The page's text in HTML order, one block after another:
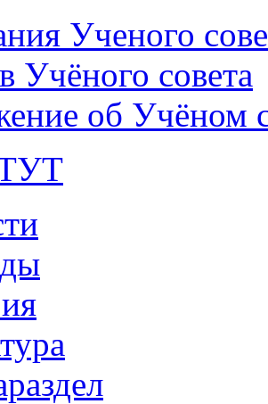
Ученого
Учёного совета
об Учёном